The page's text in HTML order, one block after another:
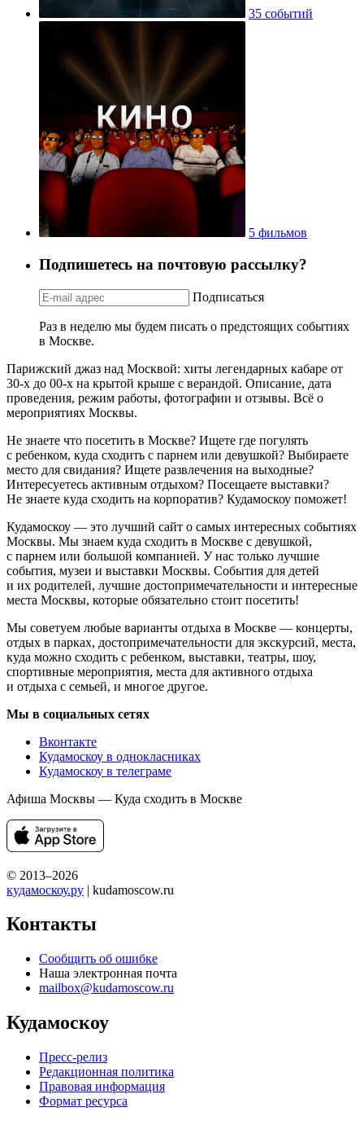
35 событий
5 фильмов
Подпишетесь на почтовую рассылку?
Подписаться
Раз в неделю мы будем писать о предстоящих событиях
в Москве.
Парижский джаз над Москвой: хиты легендарных кабаре от
30-х до 00-х на крытой крыше с верандой. Описание, дата
проведения, режим работы, фотографии и отзывы. Всё о
мероприятиях Москвы.
Не знаете что посетить в Москве? Ищете где погулять
с ребенком, куда сходить с парнем или девушкой? Выбираете
место для свидания? Ищете развлечения на выходные?
Интересуетесь активным отдыхом? Посещаете выставки?
Не знаете куда сходить на корпоратив? Кудамоскоу поможет!
Кудамоскоу — это лучший сайт о самых интересных событиях
Москвы. Мы знаем куда сходить в Москве с девушкой,
с парнем или большой компанией. У нас только лучшие
события, музеи и выставки Москвы. События для детей
и их родителей, лучшие достопримечательности и интересные
места Москвы, которые обязательно стоит посетить!
Мы советуем любые варианты отдыха в Москве — концерты,
отдых в парках, достопримечательности для экскурсий, места,
куда можно сходить с ребенком, выставки, театры, шоу,
спортивные мероприятия, места для активного отдыха
и отдыха с семьей, и многое другое.
Мы в социальных сетях
Вконтакте
Кудамоскоу в однокласниках
Кудамоскоу в телеграме
Афиша Москвы — Куда сходить в Москве
© 2013–2026
кудамоскоу.ру | kudamoscow.ru
Контакты
Сообщить об ошибке
Наша электронная почта
mailbox@kudamoscow.ru
Кудамоскоу
Пресс-релиз
Редакционная политика
Правовая информация
Формат ресурса